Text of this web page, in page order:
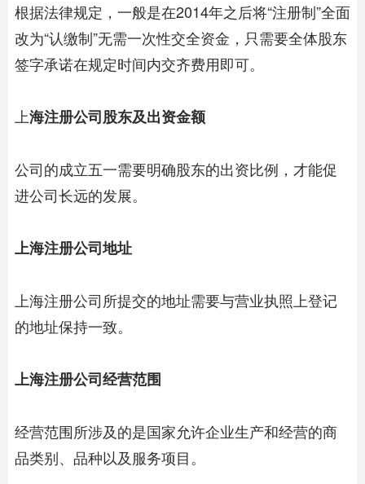
根据法律规定，一般是在2014年之后将“注册制”全面
改为“认缴制”无需一次性交全资金，只需要全体股东
签字承诺在规定时间内交齐费用即可。
上海注册公司股东及出资金额
公司的成立五一需要明确股东的出资比例，才能促
进公司长远的发展。
上海注册公司地址
上海注册公司所提交的地址需要与营业执照上登记
的地址保持一致。
上海注册公司经营范围
经营范围所涉及的是国家允许企业生产和经营的商
品类别、品种以及服务项目。